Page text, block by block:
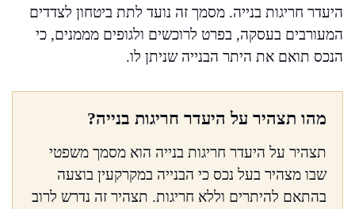
היעדר חריגות בנייה. מסמך זה נועד לתת ביטחון לצדדים
המעורבים בעסקה, בפרט לרוכשים ולגופים מממנים, כי
הנכס תואם את היתר הבנייה שניתן לו.
מהו תצהיר על היעדר חריגות בנייה?
תצהיר על היעדר חריגות בנייה הוא מסמך משפטי
שבו מצהיר בעל נכס כי הבנייה במקרקעין בוצעה
בהתאם להיתרים וללא חריגות. תצהיר זה נדרש לרוב